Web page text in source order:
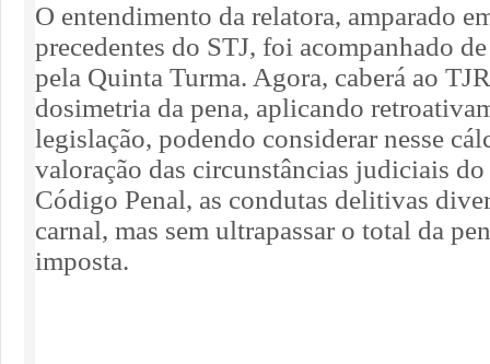
O entendimento da relatora, amparado
precedentes do STJ, foi acompanhado
pela Quinta Turma. Agora, caberá ao
dosimetria da pena, aplicando
legislação, podendo considerar nesse
valoração das circunstâncias judiciais
Código Penal, as condutas delitivas
carnal, mas sem ultrapassar o total da
imposta.